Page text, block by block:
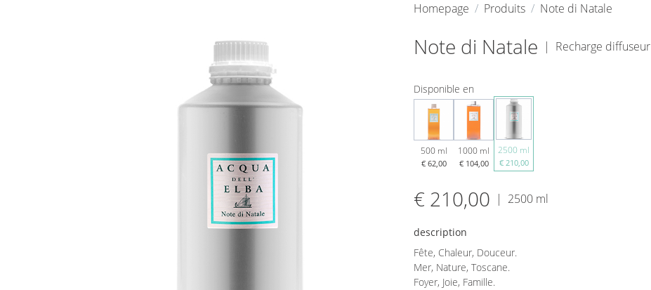
Homepage Produits Note di Natale
Note di Natale | Recharge diffuseur
Disponible en
500 ml
€ 62,00
1000 ml
€ 104,00
2500 ml
€ 210,00
€ 210,00 | 2500 ml
description
Fête, Chaleur, Douceur.
Mer, Nature, Toscane.
Foyer, Joie, Famille.